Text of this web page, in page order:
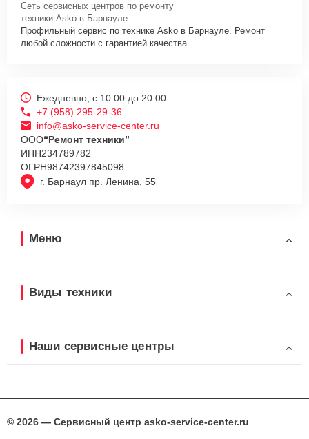
Сеть сервисных центров по ремонту
техники Asko в Барнауле.
Профильный сервис по технике Asko в Барнауле. Ремонт
любой сложности с гарантией качества.
г. Барнаул пр. Ленина, 55
Ежедневно, с 10:00 до 20:00
+7 (958) 295-29-36
info@asko-service-center.ru
ООО“Ремонт техники”
ИНН234789782
ОГРН98742397845098
Меню
Виды техники
Наши сервисные центры
© 2026 — Сервисный центр asko-service-center.ru